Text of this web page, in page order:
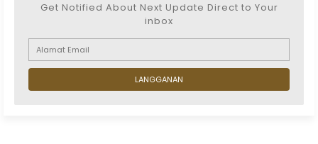
Get Notified About Next Update Direct to Your
inbox